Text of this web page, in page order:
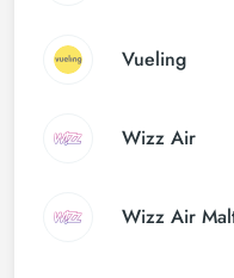
Vueling
Wizz Air
Wizz Air